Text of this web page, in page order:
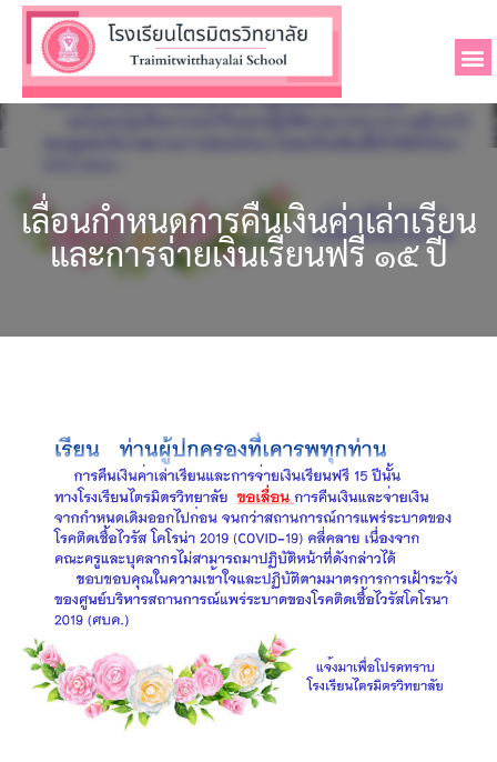
เลื่อนกำหนดการคืนเงินค่าเล่าเรียน
และการจ่ายเงินเรียนฟรี ๑๕ ปี